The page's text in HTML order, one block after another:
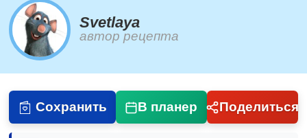
Svetlaya
автор рецепта
Сохранить В планер Поделиться